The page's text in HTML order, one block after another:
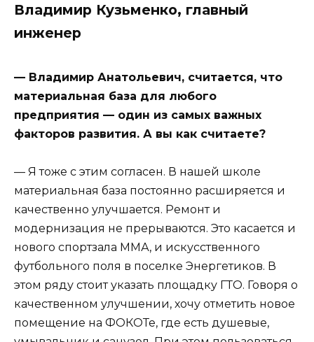
Владимир Кузьменко, главный
инженер
— Владимир Анатольевич, считается, что
материальная база для любого
предприятия — один из самых важных
факторов развития. А вы как считаете?
— Я тоже с этим согласен. В нашей школе
материальная база постоянно расширяется и
качественно улучшается. Ремонт и
модернизация не прерываются. Это касается и
нового спортзала ММА, и искусственного
футбольного поля в поселке Энергетиков. В
этом ряду стоит указать площадку ГТО. Говоря о
качественном улучшении, хочу отметить новое
помещение на ФОКОТе, где есть душевые,